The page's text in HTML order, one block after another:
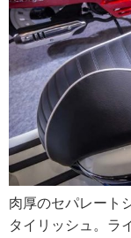
肉厚のセパレート
タイリッシュ。ラ